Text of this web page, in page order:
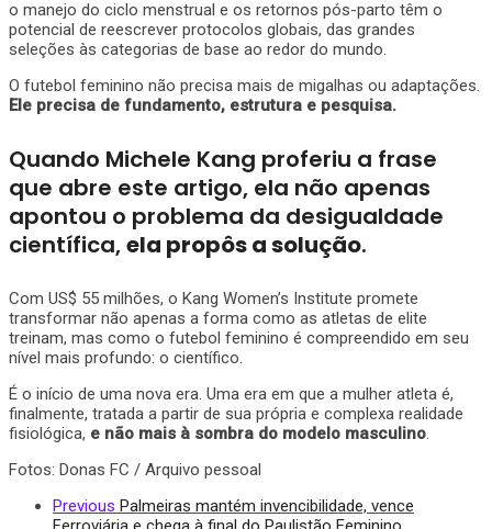
o manejo do ciclo menstrual e os retornos pós-parto têm o
potencial de reescrever protocolos globais, das grandes
seleções às categorias de base ao redor do mundo.
O futebol feminino não precisa mais de migalhas ou adaptações.
Ele precisa de fundamento, estrutura e pesquisa.
Quando Michele Kang proferiu a frase
que abre este artigo, ela não apenas
apontou o problema da desigualdade
científica,ela propôs a solução.
Com US$ 55 milhões, o Kang Women’s Institute promete
transformar não apenas a forma como as atletas de elite
treinam, mas como o futebol feminino é compreendido em seu
nível mais profundo: o científico.
É o início de uma nova era. Uma era em que a mulher atleta é,
finalmente, tratada a partir de sua própria e complexa realidade
fisiológica, e não mais à sombra do modelo masculino
Fotos: Donas FC / Arquivo pessoal
Previous Palmeiras mantém invencibilidade, vence